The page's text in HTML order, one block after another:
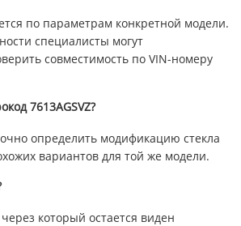
по параметрам конкретной модели.
специалисты могут
совместимость по VIN-номеру
7613AGSVZ?
определить модификацию стекла
вариантов для той же модели.
через который остается виден